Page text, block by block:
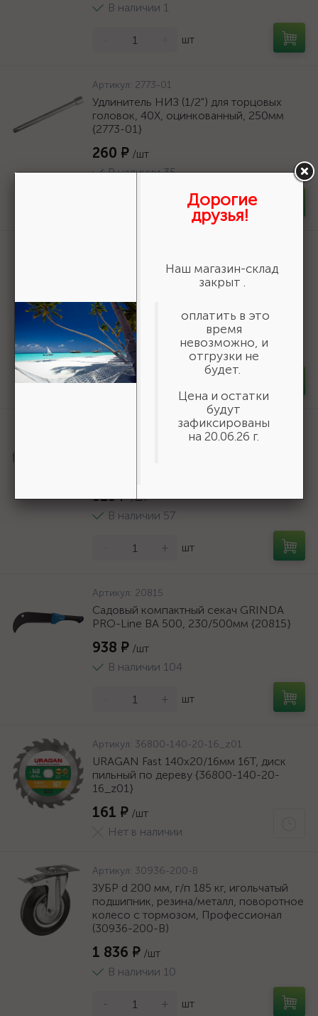
В наличии 1
шт
Артикул: 2773-01
Удлинитель НИЗ (1/2") для торцовых
головок, 40Х, оцинкованный, 250мм
{2773-01}
260 ₽ /шт
В наличии 35
шт
ЗУБР d 200 мм, г/п 185 кг, игольчатый
подшипник, резина/металл, поворотное
(30936-200-B)
1 836 ₽
В наличии 10
-
310247-20-05
Перфорированная вентиляционная
525 ₽ /шт
В наличии 57
+ шт
Артикул: 20815
Садовый компактный секач GRINDA
PRO-Line BA 500, 230/500мм {20815}
938 ₽ /шт
В наличии 104
+ шт
Артикул: 36800-140-20-16_z01
URAGAN Fast 140x20/16мм 16Т, диск
пильный по дереву {36800-140-20-
16_z01}
161 ₽ /шт
Нет в наличии
Артикул: 30936-200-B
ЗУБР d 200 мм, г/п 185 кг, игольчатый
подшипник, резина/металл, поворотное
колесо c тормозом, Профессионал
(30936-200-B)
1 836 ₽ /шт
В наличии 10
- + шт
Дорогие
друзья!
Наш магазин-склад
закрыт .
оплатить в это
время
невозможно, и
отгрузки не
будет.
Цена и остатки
будут
зафиксированы
на 20.06.26 г.